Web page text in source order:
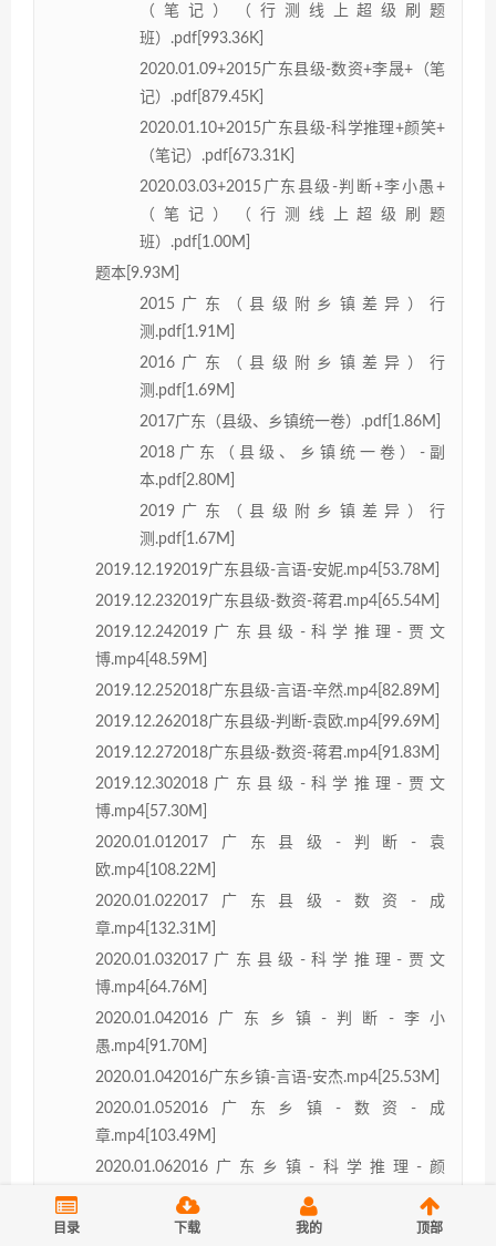
（笔记）（行测线上超级刷题
班）.pdf[993.36K]
2020.01.09+2015广东县级-数资+李晟+（笔
记）.pdf[879.45K]
2020.01.10+2015广东县级-科学推理+颜笑+
（笔记）.pdf[673.31K]
2020.03.03+2015广东县级-判断+李小愚+
（笔记）（行测线上超级刷题
班）.pdf[1.00M]
题本[9.93M]
2015广东（县级附乡镇差异）行
测.pdf[1.91M]
2016广东（县级附乡镇差异）行
测.pdf[1.69M]
2017广东（县级、乡镇统一卷）.pdf[1.86M]
2018广东（县级、乡镇统一卷）-副
本.pdf[2.80M]
2019广东（县级附乡镇差异）行
测.pdf[1.67M]
2019.12.192019广东县级-言语-安妮.mp4[53.78M]
2019.12.232019广东县级-数资-蒋君.mp4[65.54M]
2019.12.242019广东县级-科学推理-贾文
博.mp4[48.59M]
2019.12.252018广东县级-言语-辛然.mp4[82.89M]
2019.12.262018广东县级-判断-袁欧.mp4[99.69M]
2019.12.272018广东县级-数资-蒋君.mp4[91.83M]
2019.12.302018广东县级-科学推理-贾文
博.mp4[57.30M]
2020.01.012017广东县级-判断-袁
欧.mp4[108.22M]
2020.01.022017广东县级-数资-成
章.mp4[132.31M]
2020.01.032017广东县级-科学推理-贾文
博.mp4[64.76M]
2020.01.042016广东乡镇-判断-李小
愚.mp4[91.70M]
2020.01.042016广东乡镇-言语-安杰.mp4[25.53M]
2020.01.052016广东乡镇-数资-成
章.mp4[103.49M]
2020.01.062016广东乡镇-科学推理-颜
笑.mp4[43.59M]
2020.01.072015广东县级-言语-安杰.mp4[50.04M]
目录 下载 我的 顶部